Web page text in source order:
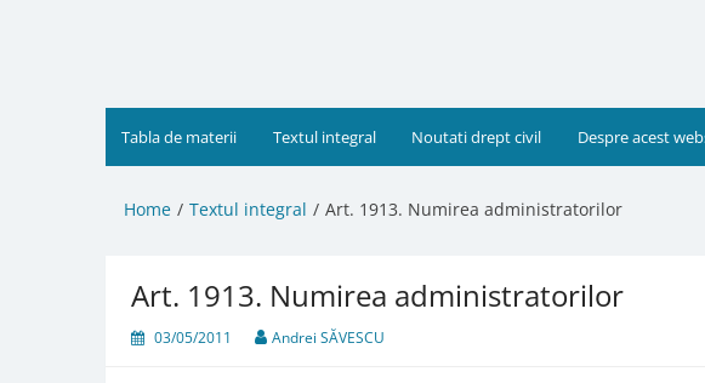
Tabla de materii Textul integral Noutati drept civil Despre acest
Home Textul integral Art. 1913. Numirea administratorilor
Art. 1913. Numirea administratorilor
03/05/2011 Andrei SĂVESCU